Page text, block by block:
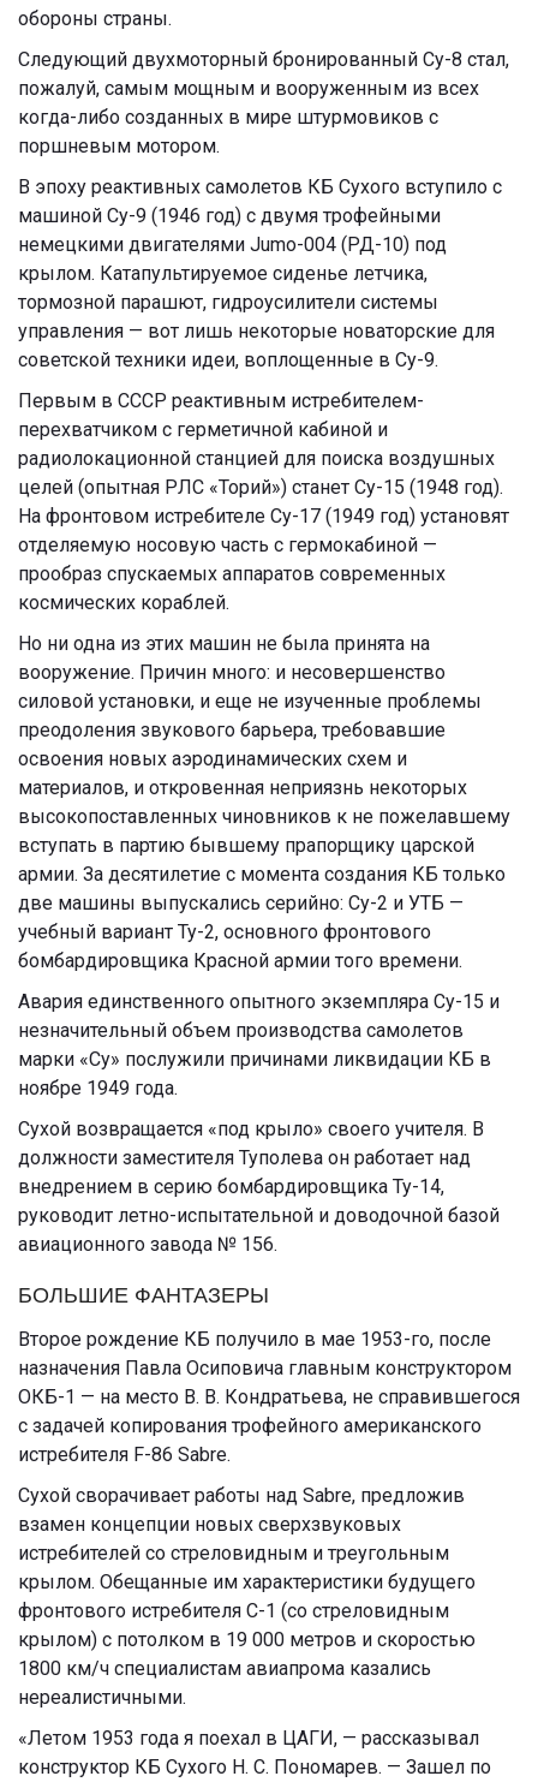
обороны страны.
Следующий двухмоторный бронированный Су-8 стал,
пожалуй, самым мощным и вооруженным из всех
когда-либо созданных в мире штурмовиков с
поршневым мотором.
В эпоху реактивных самолетов КБ Сухого вступило с
машиной Су-9 (1946 год) с двумя трофейными
немецкими двигателями Jumo-004 (РД-10) под
крылом. Катапультируемое сиденье летчика,
тормозной парашют, гидроусилители системы
управления — вот лишь некоторые новаторские для
советской техники идеи, воплощенные в Су-9.
Первым в СССР реактивным истребителем-
перехватчиком с герметичной кабиной и
радиолокационной станцией для поиска воздушных
целей (опытная РЛС «Торий») станет Су-15 (1948 год).
На фронтовом истребителе Су-17 (1949 год) установят
отделяемую носовую часть с гермокабиной —
прообраз спускаемых аппаратов современных
космических кораблей.
Но ни одна из этих машин не была принята на
вооружение. Причин много: и несовершенство
силовой установки, и еще не изученные проблемы
преодоления звукового барьера, требовавшие
освоения новых аэродинамических схем и
материалов, и откровенная неприязнь некоторых
высокопоставленных чиновников к не пожелавшему
вступать в партию бывшему прапорщику царской
армии. За десятилетие с момента создания КБ только
две машины выпускались серийно: Су-2 и УТБ —
учебный вариант Ту-2, основного фронтового
бомбардировщика Красной армии того времени.
Авария единственного опытного экземпляра Су-15 и
незначительный объем производства самолетов
марки «Су» послужили причинами ликвидации КБ в
ноябре 1949 года.
Сухой возвращается «под крыло» своего учителя. В
должности заместителя Туполева он работает над
внедрением в серию бомбардировщика Ту-14,
руководит летно-испытательной и доводочной базой
авиационного завода № 156.
БОЛЬШИЕ ФАНТАЗЕРЫ
Второе рождение КБ получило в мае 1953-го, после
назначения Павла Осиповича главным конструктором
ОКБ-1 — на место В. В. Кондратьева, не справившегося
с задачей копирования трофейного американского
истребителя F-86 Sabre.
Сухой сворачивает работы над Sabre, предложив
взамен концепции новых сверхзвуковых
истребителей со стреловидным и треугольным
крылом. Обещанные им характеристики будущего
фронтового истребителя С-1 (со стреловидным
крылом) с потолком в 19 000 метров и скоростью
1800 км/ч специалистам авиапрома казались
нереалистичными.
«Летом 1953 года я поехал в ЦАГИ, — рассказывал
конструктор КБ Сухого Н. С. Пономарев. — Зашел по